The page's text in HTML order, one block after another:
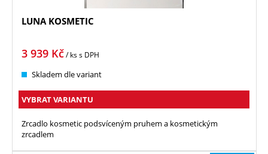
LUNA KOSMETIC
3 939 Kč/ kss DPH
Skladem dle variant
VYBRAT VARIANTU
Zrcadlo kosmetic podsvíceným pruhem a kosmetickým
zrcadlem